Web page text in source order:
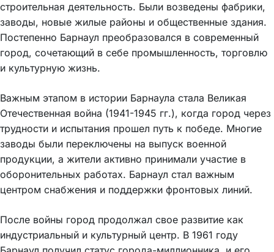
строительная деятельность. Были возведены фабрики,
заводы, новые жилые районы и общественные здания.
Постепенно Барнаул преобразовался в современный
город, сочетающий в себе промышленность, торговлю
и культурную жизнь.
Важным этапом в истории Барнаула стала Великая
Отечественная война (1941-1945 гг.), когда город через
трудности и испытания прошел путь к победе. Многие
заводы были переключены на выпуск военной
продукции, а жители активно принимали участие в
оборонительных работах. Барнаул стал важным
центром снабжения и поддержки фронтовых линий.
После войны город продолжал свое развитие как
индустриальный и культурный центр. В 1961 году